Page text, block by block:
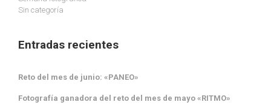
Sin categoría
Entradas recientes
Reto del mes de junio: «PANEO»
Fotografía ganadora del reto del mes de mayo «RITMO»